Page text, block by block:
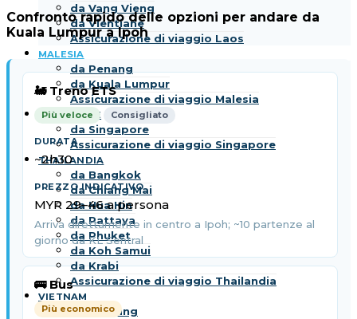
da Vang Vieng
da Vientiane
Assicurazione di viaggio Laos
MALESIA
da Penang
da Kuala Lumpur
Assicurazione di viaggio Malesia
SINGAPORE
da Singapore
Assicurazione di viaggio Singapore
THAILANDIA
da Bangkok
da Chiang Mai
da Hua Hin
da Pattaya
da Phuket
da Koh Samui
da Krabi
Assicurazione di viaggio Thailandia
VIETNAM
da Da Nang
Confronto rapido delle opzioni per andare da
Kuala Lumpur a Ipoh
🚂 Treno ETS
Più veloce Consigliato
~2h30
MYR 29–46 a persona
Arriva direttamente in centro a Ipoh; ~10 partenze al
giorno da KL Sentral
🚌 Bus
Più economico